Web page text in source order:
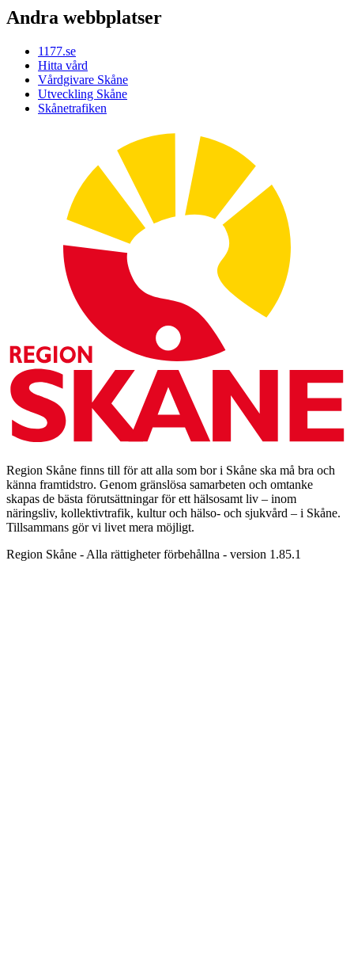
Andra webbplatser
1177.se
Hitta vård
Vårdgivare Skåne
Utveckling Skåne
Skånetrafiken
Region Skåne finns till för att alla som bor i Skåne ska må bra och
känna framtidstro. Genom gränslösa samarbeten och omtanke
skapas de bästa förutsättningar för ett hälsosamt liv – inom
näringsliv, kollektivtrafik, kultur och hälso- och sjukvård – i Skåne.
Tillsammans gör vi livet mera möjligt.
Region Skåne - Alla rättigheter förbehållna - version 1.85.1